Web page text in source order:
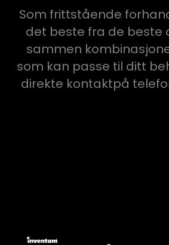
Som frittstående
det beste fra de beste
sammen
som kan passe til ditt
direkte kontaktpå